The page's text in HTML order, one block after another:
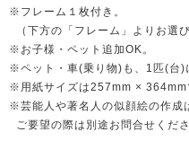
※フレーム１枚付き。
（下方の「フレーム」よりお選び
※お子様・ペット追加OK。
※ペット・車(乗り物)も、1匹(台)
※用紙サイズは257mm × 364mm
※芸能人や著名人の似顔絵の作成
ご要望の際は別途お問合せくだ